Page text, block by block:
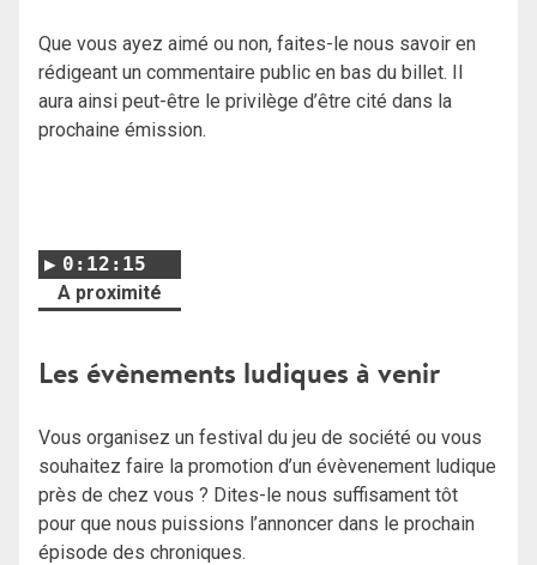
Que vous ayez aimé ou non, faites-le nous savoir en
rédigeant un commentaire public en bas du billet. Il
aura ainsi peut-être le privilège d’être cité dans la
prochaine émission.
0:12:15
A proximité
Les évènements ludiques à venir
Vous organisez un festival du jeu de société ou vous
souhaitez faire la promotion d’un évèvenement ludique
près de chez vous ? Dites-le nous suffisament tôt
pour que nous puissions l’annoncer dans le prochain
épisode des chroniques.